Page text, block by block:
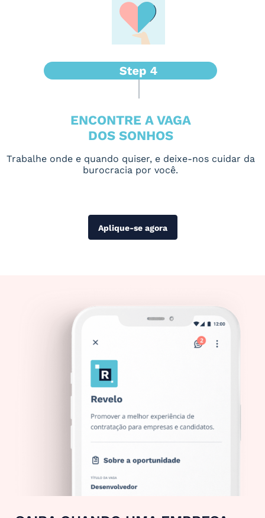
ENCONTRE A VAGA
DOS SONHOS
Trabalhe onde e quando quiser, e deixe-nos cuidar da
burocracia por você.
Aplique-se agora